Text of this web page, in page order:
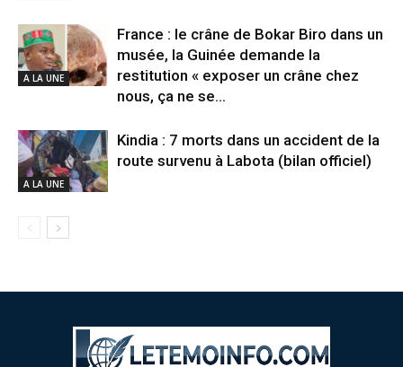
A LA UNE
France : le crâne de Bokar Biro dans un
musée, la Guinée demande la
restitution « exposer un crâne chez
nous, ça ne se...
A LA UNE
Kindia : 7 morts dans un accident de la
route survenu à Labota (bilan officiel)